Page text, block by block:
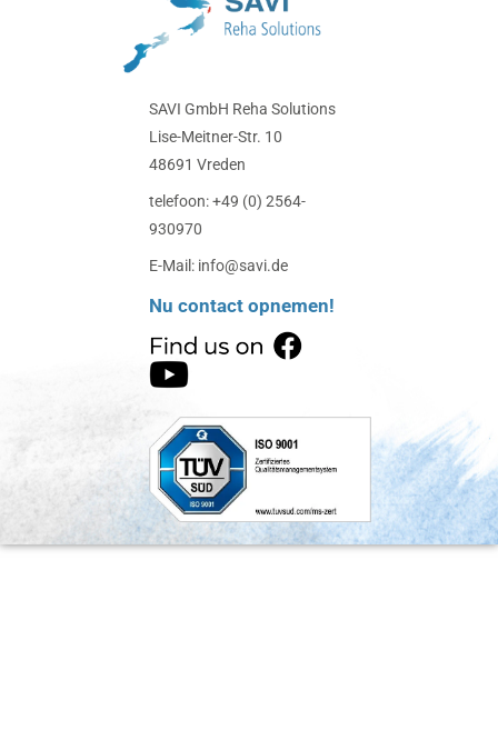
SAVI GmbH Reha Solutions
Lise-Meitner-Str. 10
48691 Vreden
telefoon: +49 (0) 2564-
930970
E-Mail: info@savi.de
Nu contact opnemen!